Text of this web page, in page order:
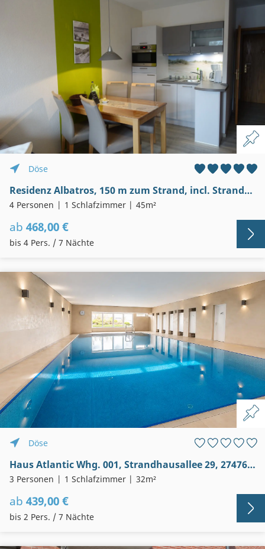
Döse
Residenz Albatros, 150 m zum Strand, incl. Strandkorb, Sky, Schwimmbad
4 Personen 1 Schlafzimmer 45m²
ab 468,00 €
bis 4 Pers. / 7 Nächte
Döse
Haus Atlantic Whg. 001, Strandhausallee 29, 27476 Cuxhaven-Döse
3 Personen 1 Schlafzimmer 32m²
ab 439,00 €
bis 2 Pers. / 7 Nächte